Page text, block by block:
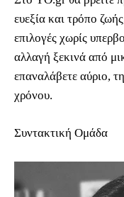
ευεξία και τρόπο
επιλογές χωρίς
αλλαγή ξεκινά από
επαναλάβετε αύριο,
χρόνου.
Συντακτική Ομάδα